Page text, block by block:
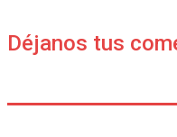
Déjanos tus